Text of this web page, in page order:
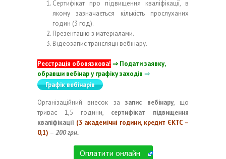
Сертифікат про підвищення кваліфікації, в
якому зазначається кількість прослуханих
годин (3 год).
Презентацію з матеріалами.
Відеозапис трансляції вебінару.
Реєстрація обовязкова! ⇒ Подати заявку,
обравши вебінар у графіку заходів ⇒
Графік вебінарів
Організаційний внесок зазапис вебінару, що
триває 1,5 години, сертифікат підвищення
кваліфікації (3 академічні години, кредит ЄКТС –
0,1) – 200 грн.
Оплатити онлайн